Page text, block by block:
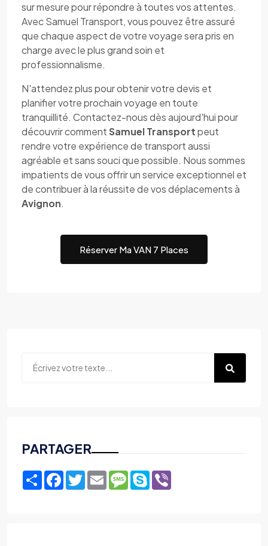
sur mesure pour répondre à toutes vos attentes.
Avec Samuel Transport, vous pouvez être assuré
que chaque aspect de votre voyage sera pris en
charge avec le plus grand soin et
professionnalisme.
N'attendez plus pour obtenir votre devis et
planifier votre prochain voyage en toute
tranquillité. Contactez-nous dès aujourd'hui pour
découvrir commentSamuel Transportpeut
rendre votre expérience de transport aussi
agréable et sans souci que possible. Nous sommes
impatients de vous offrir un service exceptionnel et
de contribuer à la réussite de vos déplacements à
Avignon.
Réserver Ma VAN 7 Places
PARTAGER
ShareFacebook
TwitterEmailMessage
Skype